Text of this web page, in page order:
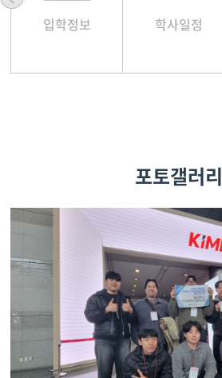
입학정보 학사일정
포토갤러리